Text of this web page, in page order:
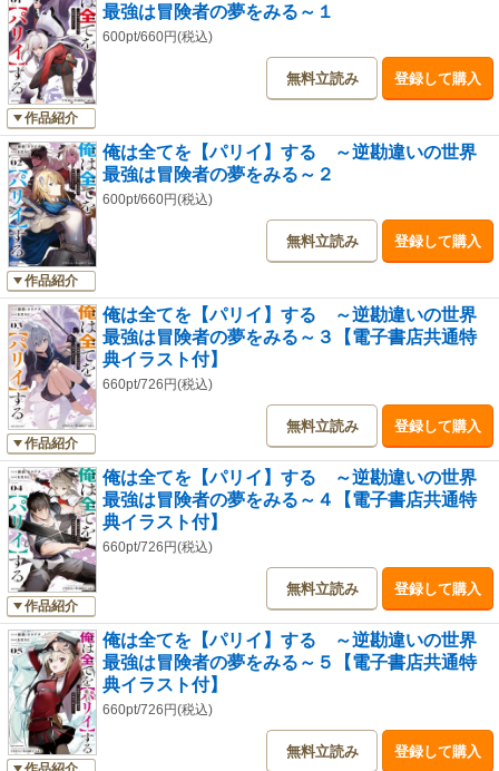
作品紹介
最強は冒険者の夢をみる～１
600pt/660円(税込)
無料立読み 登録して購入
作品紹介
俺は全てを【パリイ】する ～逆勘違いの世界
最強は冒険者の夢をみる～２
600pt/660円(税込)
無料立読み 登録して購入
作品紹介
俺は全てを【パリイ】する ～逆勘違いの世界
最強は冒険者の夢をみる～３【電子書店共通特
典イラスト付】
660pt/726円(税込)
無料立読み 登録して購入
作品紹介
俺は全てを【パリイ】する ～逆勘違いの世界
最強は冒険者の夢をみる～４【電子書店共通特
典イラスト付】
660pt/726円(税込)
無料立読み 登録して購入
俺は全てを【パリイ】する ～逆勘違いの世界
最強は冒険者の夢をみる～５【電子書店共通特
典イラスト付】
660pt/726円(税込)
無料立読み 登録して購入